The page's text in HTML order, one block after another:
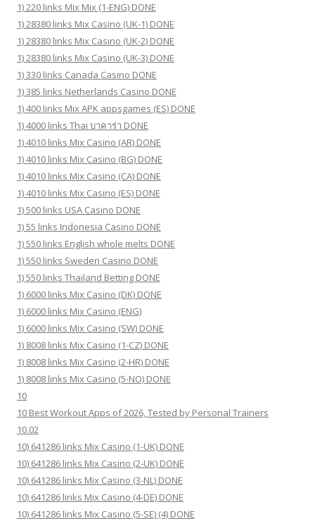
1) 220 links Mix Mix (1-ENG) DONE
1) 28380 links Mix Casino (UK-1) DONE
1) 28380 links Mix Casino (UK-2) DONE
1) 28380 links Mix Casino (UK-3) DONE
1) 330 links Canada Casino DONE
1) 385 links Netherlands Casino DONE
1) 400 links Mix APK appsgames (ES) DONE
1) 4000 links Thai บาคาร่า DONE
1) 4010 links Mix Casino (AR) DONE
1) 4010 links Mix Casino (BG) DONE
1) 4010 links Mix Casino (CA) DONE
1) 4010 links Mix Casino (ES) DONE
1) 500 links USA Casino DONE
1) 55 links Indonesia Casino DONE
1) 550 links English whole melts DONE
1) 550 links Sweden Casino DONE
1) 550 links Thailand Betting DONE
1) 6000 links Mix Casino (DK) DONE
1) 6000 links Mix Casino (ENG)
1) 6000 links Mix Casino (SW) DONE
1) 8008 links Mix Casino (1-CZ) DONE
1) 8008 links Mix Casino (2-HR) DONE
1) 8008 links Mix Casino (5-NO) DONE
10
10 Best Workout Apps of 2026, Tested by Personal Trainers
10.02
10) 641286 links Mix Casino (1-UK) DONE
10) 641286 links Mix Casino (2-UK) DONE
10) 641286 links Mix Casino (3-NL) DONE
10) 641286 links Mix Casino (4-DE) DONE
10) 641286 links Mix Casino (5-SE) (4) DONE